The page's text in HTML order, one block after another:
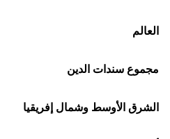
العالم
مجموع سندات الدين
الشرق الأوسط وشمال إفريقيا